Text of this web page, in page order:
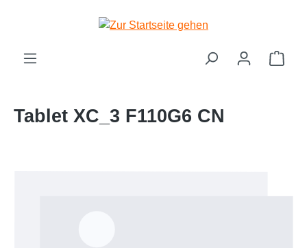
Zum Hauptinhalt springen
Tablet XC_3 F110G6 CN